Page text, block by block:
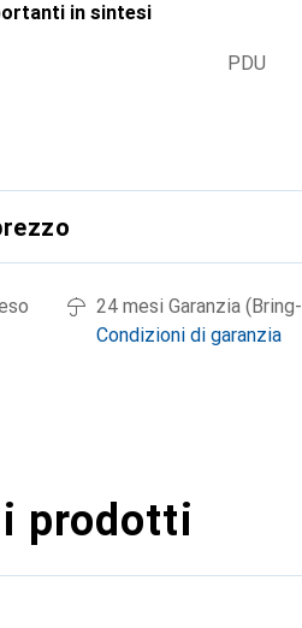
in sintesi
PDU
24 mesi Garanzia
Condizioni di garanzia
prodotti